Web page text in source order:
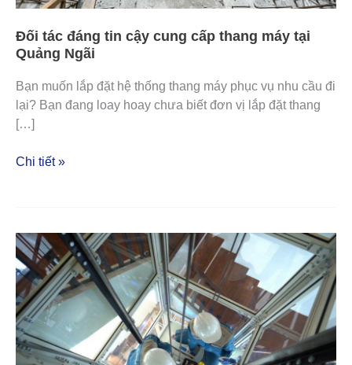
Đối tác đáng tin cậy cung cấp thang máy tại
Quảng Ngãi
Bạn muốn lắp đặt hệ thống thang máy phục vụ nhu cầu đi
lại? Bạn đang loay hoay chưa biết đơn vị lắp đặt thang
[…]
Chi tiết »
Dịch
vụ
bảo
trì
bảo
dưỡng
thang